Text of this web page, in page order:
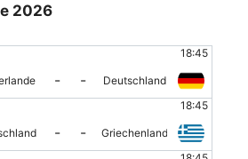
2026
18:45
- -
Deutschland
18:45
- -
Griechenland